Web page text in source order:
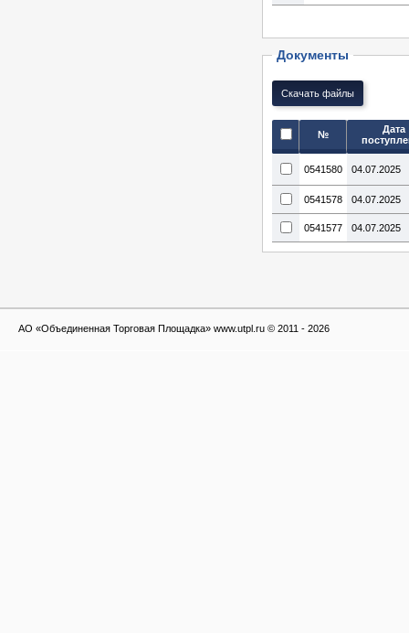
Документы
№
Дата
0541580 04.07.2025
0541578 04.07.2025
0541577 04.07.2025
АО «Объединенная Торговая Площадка» www.utpl.ru © 2011 - 2026